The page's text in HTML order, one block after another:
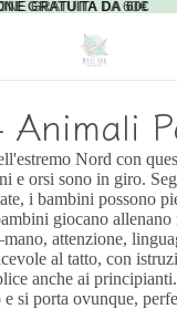
GRATUITA DA 60€
GRATUITA DA 60€
Animali
Nord con
e orsi sono in giro.
i bambini possono
giocano allenano
attenzione,
al tatto, con
anche ai
si porta ovunque,